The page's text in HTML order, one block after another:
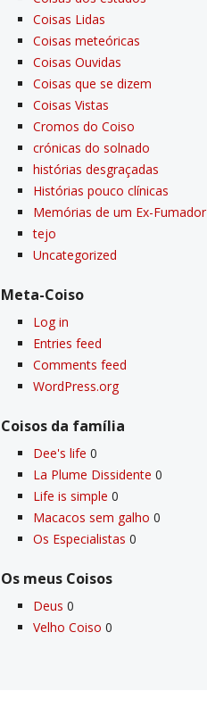
Coisas Lidas
Coisas meteóricas
Coisas Ouvidas
Coisas que se dizem
Coisas Vistas
Cromos do Coiso
crónicas do solnado
histórias desgraçadas
Histórias pouco clí­nicas
Memórias de um Ex-Fumador
tejo
Uncategorized
Meta-Coiso
Log in
Entries feed
Comments feed
WordPress.org
Coisos da famí­lia
Dee's life 0
La Plume Dissidente 0
Life is simple 0
Macacos sem galho 0
Os Especialistas 0
Os meus Coisos
Deus 0
Velho Coiso 0